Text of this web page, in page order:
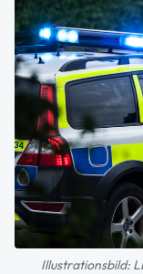
Illustrationsbild: